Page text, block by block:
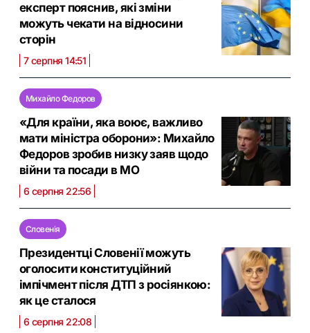
експерт пояснив, які зміни
можуть чекати на відносини
сторін
7 серпня 14:51
Михайло Федоров
«Для країни, яка воює, важливо
мати міністра оборони»: Михайло
Федоров зробив низку заяв щодо
війни та посади в МО
6 серпня 22:56
Словенія
Президентці Словенії можуть
оголосити конституційний
імпічмент після ДТП з росіянкою:
як це сталося
6 серпня 22:08